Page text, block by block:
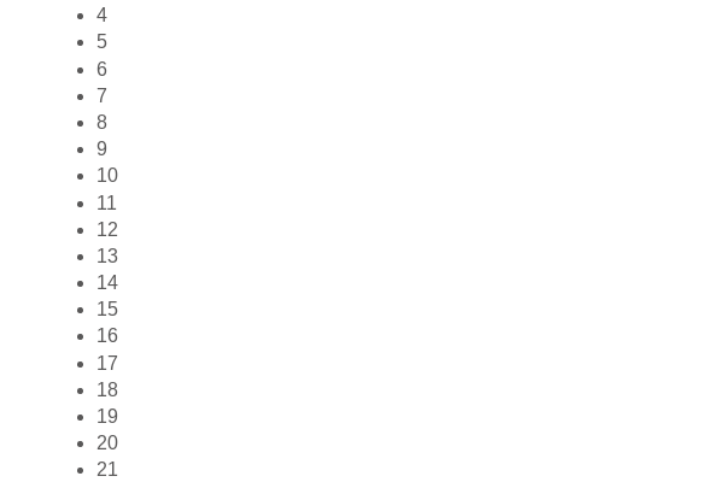
4
5
6
7
8
9
10
11
12
13
14
15
16
17
18
19
20
21